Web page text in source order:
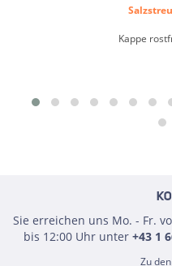
Kappe
Sie erreichen uns Mo. - Fr.
bis 12:00 Uhr unter +43 1
Zu